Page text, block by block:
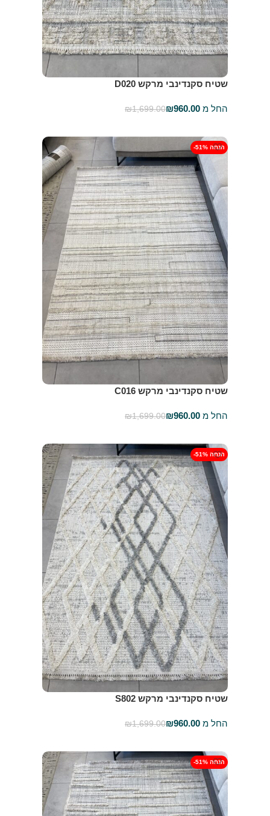
שטיח סקנדינבי מרקש D020
החל מ ₪960.00
₪1,699.00
-51% הנחה
שטיח סקנדינבי מרקש C016
החל מ ₪960.00
₪1,699.00
-51% הנחה
שטיח סקנדינבי מרקש S802
החל מ ₪960.00
₪1,699.00
-51% הנחה